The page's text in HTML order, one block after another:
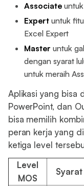
Associate
Expert untuk
Excel Expert
Master untuk
dengan syarat
untuk meraih
Aplikasi yang bisa
PowerPoint, dan
bisa memilih
peran kerja yang
ketiga level
Level
MOS